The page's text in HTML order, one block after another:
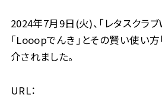
2024年7月9日(火)、「レタスクラブ
「Looopでんき」とその賢い使い方
介されました。
URL：